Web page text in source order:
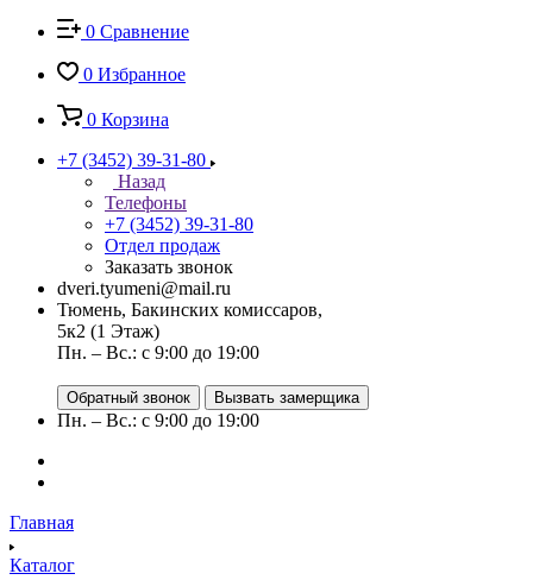
0 Сравнение
0 Избранное
0 Корзина
+7 (3452) 39-31-80
Назад
Телефоны
+7 (3452) 39-31-80
Отдел продаж
Заказать звонок
dveri.tyumeni@mail.ru
Тюмень, Бакинских комиссаров,
5к2 (1 Этаж)
Пн. – Вс.: с 9:00 до 19:00
Обратный звонок Вызвать замерщика
Пн. – Вс.: с 9:00 до 19:00
Главная
Каталог